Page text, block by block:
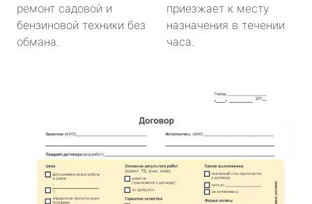
ремонт садовой и
бензиновой техники без
обмана.
приезжает к месту
назначения в течении
часа.